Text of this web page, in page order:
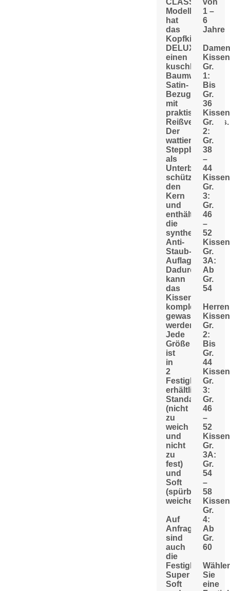
CLASSIC
Modell
hat
das
Kopfkissen
DELUXE
einen
kuschligen
Baumwoll-
Satin-
Bezug
mit
praktischem
Reißverschluss.
Der
wattierte
Steppbezug
als
Unterbezug
schützt
den
Kern
und
enthält
die
synthetische
Anti-
Staub-
Auflage.
Dadurch
kann
das
Kissen
komplett
gewaschen
werden.
Jede
Größe
ist
in
2
Festigkeiten
erhältlich:
Standard
(nicht
zu
weich
und
nicht
zu
fest)
und
Soft
(spürbar
weicher).
Auf
Anfrage
sind
auch
die
Festigkeiten
Super
Soft
von
1 –
6
Jahre
Damen
Kissen
Gr.
1:
Bis
Gr.
36
Kissen
Gr.
2:
Gr.
38
–
44
Kissen
Gr.
3:
Gr.
46
–
52
Kissen
Gr.
3A:
Ab
Gr.
54
Herren
Kissen
Gr.
2:
Bis
Gr.
44
Kissen
Gr.
3:
Gr.
46
–
52
Kissen
Gr.
3A:
Gr.
54
–
58
Kissen
Gr.
4:
Ab
Gr.
60
Sie
eine